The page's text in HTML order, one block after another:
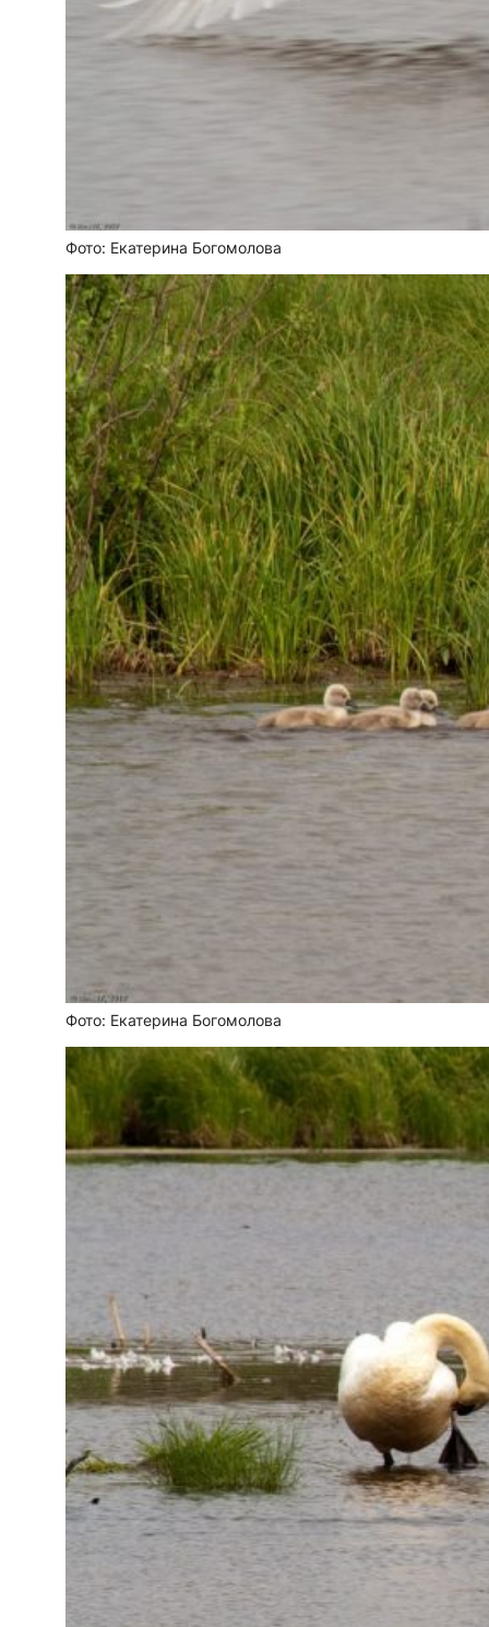
Фото: Екатерина Богомолова
Фото: Екатерина Богомолова